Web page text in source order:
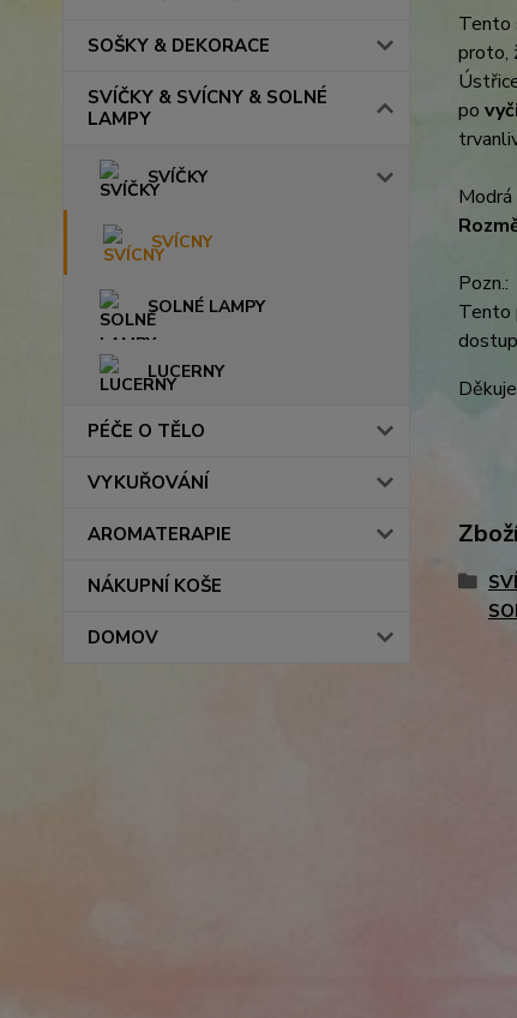
SOŠKY & DEKORACE
SVÍČKY & SVÍCNY & SOLNÉ
LAMPY
SVÍČKY
SVÍCNY
SOLNÉ LAMPY
LUCERNY
PÉČE O TĚLO
VYKUŘOVÁNÍ
AROMATERAPIE
NÁKUPNÍ KOŠE
DOMOV
Tento
proto,
po
Pozn.:
Tento